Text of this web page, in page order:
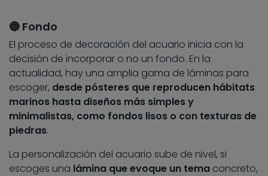
🔵 Fondo
El proceso de decoración del acuario inicia con la
decisión de incorporar o no un fondo. En la
actualidad, hay una amplia gama de láminas para
escoger, desde pósteres que reproducen hábitats
marinos hasta diseños más simples y
minimalistas, como fondos lisos o con texturas de
piedras.
La personalización del acuario sube de nivel, si
escoges una lámina que evoque un tema concreto,